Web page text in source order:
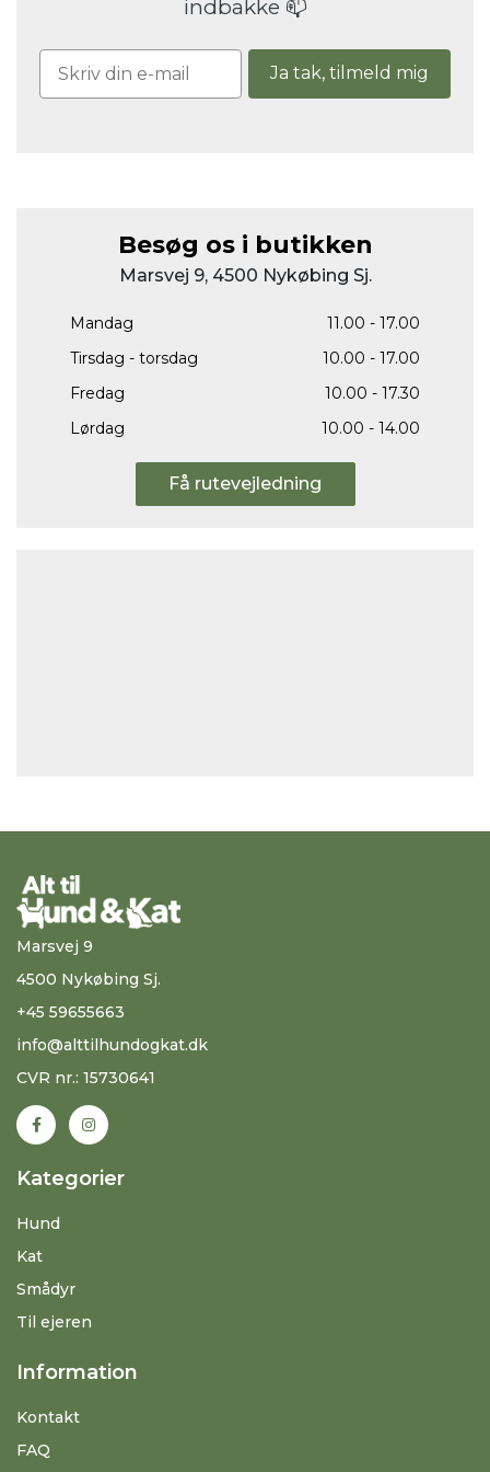
indbakke 📫
Ja tak, tilmeld mig
Besøg os i butikken
Marsvej 9, 4500 Nykøbing Sj.
Mandag
11.00 - 17.00
Tirsdag - torsdag
10.00 - 17.00
Fredag
10.00 - 17.30
Lørdag
10.00 - 14.00
Få rutevejledning
Marsvej 9
4500 Nykøbing Sj.
+45 59655663
info@alttilhundogkat.dk
CVR nr.: 15730641
Kategorier
Hund
Kat
Smådyr
Til ejeren
Information
Kontakt
FAQ